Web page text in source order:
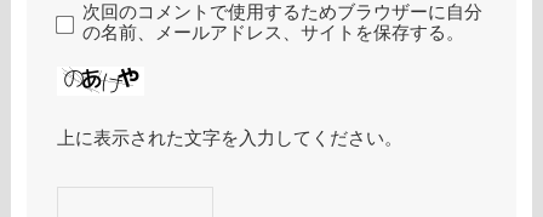
次回のコメントで使用するためブラウザーに自分
の名前、メールアドレス、サイトを保存する。
上に表示された文字を入力してください。